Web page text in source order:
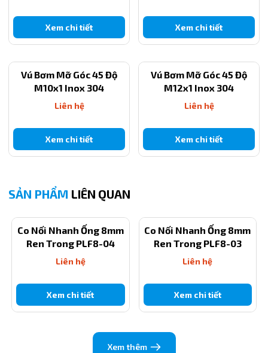
Xem chi tiết Xem chi tiết
Vú Bơm Mỡ Góc 45 Độ
M10x1 Inox 304
Liên hệ
Xem chi tiết
Vú Bơm Mỡ Góc 45 Độ
M12x1 Inox 304
Liên hệ
Xem chi tiết
SẢN PHẨM LIÊN QUAN
Co Nối Nhanh Ống 8mm
Ren Trong PLF8-04
Liên hệ
Xem chi tiết
Co Nối Nhanh Ống 8mm
Ren Trong PLF8-03
Liên hệ
Xem chi tiết
Xem thêm